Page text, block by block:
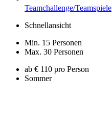
Teamchallenge/Teamspiele
Schnellansicht
Min. 15 Personen
Max. 30 Personen
ab € 110 pro Person
Sommer